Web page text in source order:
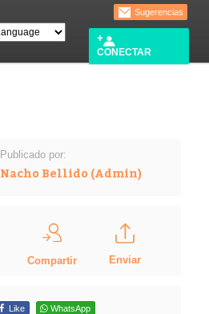
Sugerencias
CONECTAR
Publicado por:
Nacho Bellido (Admin)
Compartir Enviar
Like WhatsApp